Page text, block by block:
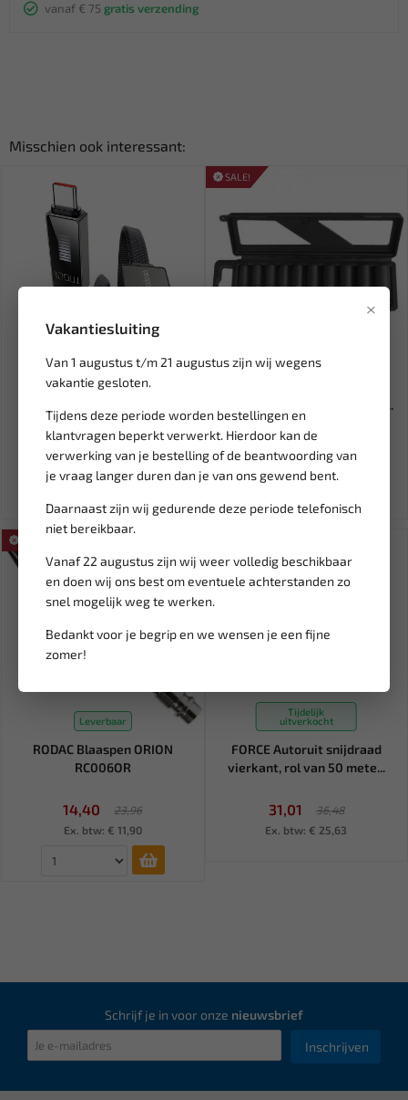
×
Vakantiesluiting
Van 1 augustus t/m 21 augustus zijn wij wegens
vakantie gesloten.
Tijdens deze periode worden bestellingen en
klantvragen beperkt verwerkt. Hierdoor kan de
verwerking van je bestelling of de beantwoording van
je vraag langer duren dan je van ons gewend bent.
Daarnaast zijn wij gedurende deze periode telefonisch
niet bereikbaar.
Vanaf 22 augustus zijn wij weer volledig beschikbaar
en doen wij ons best om eventuele achterstanden zo
snel mogelijk weg te werken.
Bedankt voor je begrip en we wensen je een fijne
zomer!
vanaf € 75 gratis verzending
Misschien ook interessant:
Leverbaar
MCDODO Laadkabel USB to
8,95
Ex. btw: € 7,40
SALE!
extra dunne krachtdoppen 1...
26,64
Ex. btw: € 22,01
Leverbaar
RODAC Blaaspen ORION
RC006OR
14,40
23,96
Ex. btw: € 11,90
Tijdelijk
uitverkocht
FORCE Autoruit snijdraad
vierkant, rol van 50 mete...
31,01
36,48
Ex. btw: € 25,63
Schrijf je in voor onze nieuwsbrief
Inschrijven